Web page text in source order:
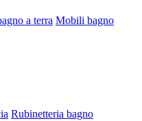
a terra Mobili bagno
Rubinetteria bagno